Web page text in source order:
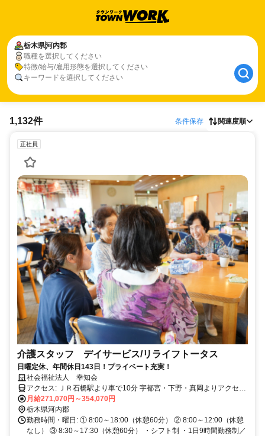
栃木県河内郡
職種を選択してください
特徴/給与/雇用形態を選択してください
キーワードを選択してください
1,132件 条件保存 関連度順
正社員
介護スタッフ デイサービス/リライフトータス
日曜定休、年間休日143日！プライベート充実！
社会福祉法人 幸知会
アクセス: ＪＲ石橋駅より車で10分 宇都宮・下野・真岡よりアクセス
良好！
月給271,070円～354,070円
栃木県河内郡
勤務時間・曜日: ① 8:00～18:00（休憩60分） ② 8:00～12:00（休憩
なし） ③ 8:30～17:30（休憩60分） ・シフト制 ・1日9時間勤務制／